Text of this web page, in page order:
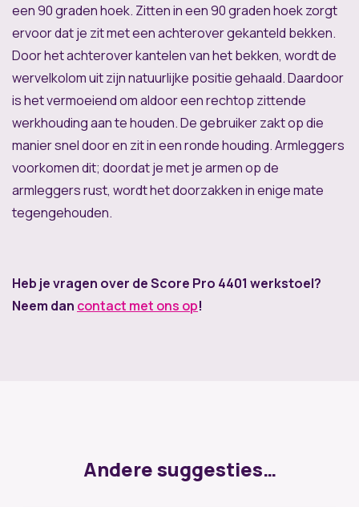
een 90 graden hoek. Zitten in een 90 graden hoek zorgt
ervoor dat je zit met een achterover gekanteld bekken.
Door het achterover kantelen van het bekken, wordt de
wervelkolom uit zijn natuurlijke positie gehaald. Daardoor
is het vermoeiend om aldoor een rechtop zittende
werkhouding aan te houden. De gebruiker zakt op die
manier snel door en zit in een ronde houding. Armleggers
voorkomen dit; doordat je met je armen op de
armleggers rust, wordt het doorzakken in enige mate
tegengehouden.
Heb je vragen over de Score Pro 4401 werkstoel?
Neem dan contact met ons op!
Andere suggesties…